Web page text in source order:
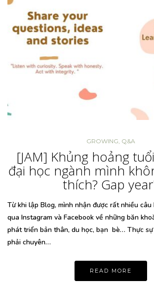
GROWING Q&A
[JAM] Khủng hoảng
đại học ngành mình
thích? Gap
Từ khi lập Blog, mình nhận được rất nhiều câu
qua Instagram và Facebook về những băn
phát triển bản thân, du học, bạn bè… Thực
phải chuyên…
READ MORE